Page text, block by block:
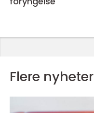
Flere nyheter